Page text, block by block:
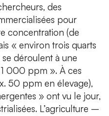
des
pour
concentration (de
« environ trois quarts
déroulent à une
000 ppm ». À ces
50 ppm en élevage),
» ont vu le jour,
L’agriculture –